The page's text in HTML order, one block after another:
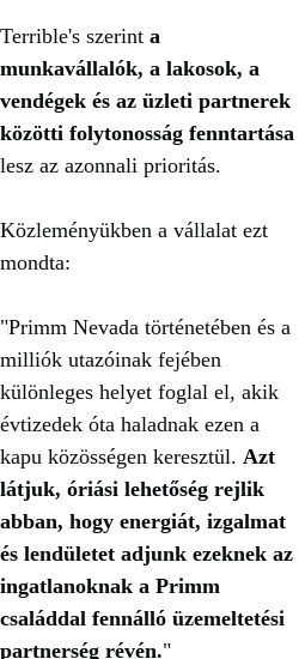
Terrible's szerint a
munkavállalók, a lakosok, a
vendégek és az üzleti partnerek
közötti folytonosság fenntartása
lesz az azonnali prioritás.
Közleményükben a vállalat ezt
mondta:
"Primm Nevada történetében és a
milliók utazóinak fejében
különleges helyet foglal el, akik
évtizedek óta haladnak ezen a
kapu közösségen keresztül. Azt
látjuk, óriási lehetőség rejlik
abban, hogy energiát, izgalmat
és lendületet adjunk ezeknek az
ingatlanoknak a Primm
családdal fennálló üzemeltetési
partnerség révén."